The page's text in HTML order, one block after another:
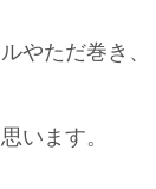
やただ巻き
います。